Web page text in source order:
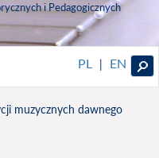
i Pedagogicznych
PL | EN
muzycznych dawnego